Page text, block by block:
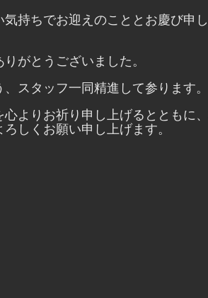
持ちでお迎えのこととお慶び申
がとうございました。
スタッフ一同精進して参ります。
よりお祈り申し上げるとともに
しくお願い申し上げます。